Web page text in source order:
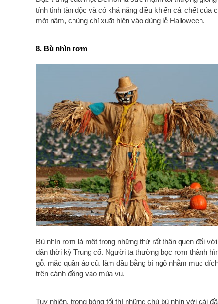
tính tình tàn độc và có khả năng điều khiển cái chết của
một năm, chúng chỉ xuất hiện vào đúng lễ Halloween.
8. Bù nhìn rơm
Bù nhìn rơm là một trong những thứ rất thân quen đối
dân thời kỳ Trung cổ. Người ta thường bọc rơm thành
gỗ, mặc quần áo cũ, làm đầu bằng bí ngô nhằm mục
trên cánh đồng vào mùa vụ.
Tuy nhiên, trong bóng tối thì những chú bù nhìn với cái